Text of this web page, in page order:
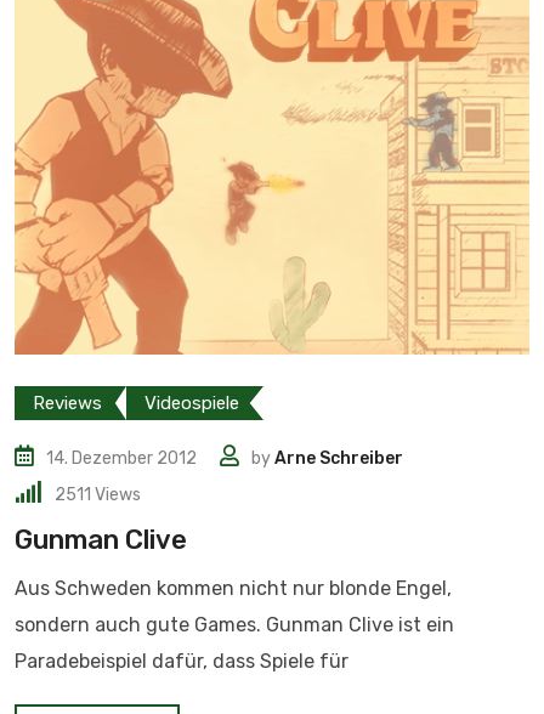
Reviews Videospiele
14. Dezember 2012 byArne Schreiber
2511 Views
Gunman Clive
Aus Schweden kommen nicht nur blonde Engel,
sondern auch gute Games. Gunman Clive ist ein
Paradebeispiel dafür, dass Spiele für